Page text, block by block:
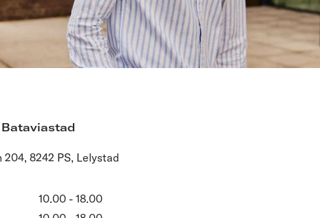
Bataviastad
8242 PS, Lelystad
10.00 - 18.00